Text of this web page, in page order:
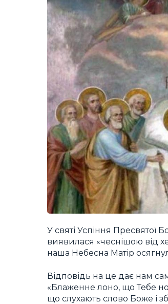
У святі Успіння Пресвятої
виявилася «чеснішою від
наша Небесна Матір
Відповідь на це дає нам
«Блаженне лоно, що Тебе
що слухають слово Боже і